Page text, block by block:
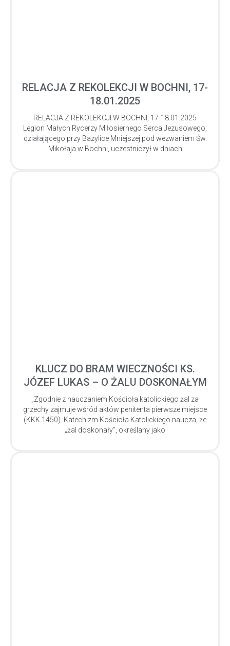
RELACJA Z REKOLEKCJI W BOCHNI, 17-
18.01.2025
RELACJA Z REKOLEKCJI W BOCHNI, 17-18.01.2025
Legion Małych Rycerzy Miłosiernego Serca Jezusowego,
działającego przy Bazylice Mniejszej pod wezwaniem Św.
Mikołaja w Bochni, uczestniczył w dniach
KLUCZ DO BRAM WIECZNOŚCI KS.
JÓZEF LUKAS – O ŻALU DOSKONAŁYM
„Zgodnie z nauczaniem Kościoła katolickiego żal za
grzechy zajmuje wśród aktów penitenta pierwsze miejsce
(KKK 1450). Katechizm Kościoła Katolickiego naucza, że
„żal doskonały”, określany jako